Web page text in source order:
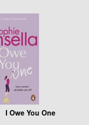
I Owe You One